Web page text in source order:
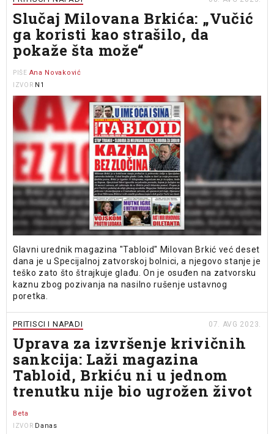
Slučaj Milovana Brkića: „Vučić
ga koristi kao strašilo, da
pokaže šta može“
PIŠE Ana Novaković
IZVOR N1
Glavni urednik magazina "Tabloid" Milovan Brkić već deset
dana je u Specijalnoj zatvorskoj bolnici, a njegovo stanje je
teško zato što štrajkuje glađu. On je osuđen na zatvorsku
kaznu zbog pozivanja na nasilno rušenje ustavnog
poretka.
PRITISCI I NAPADI 07. AVG 2023.
Uprava za izvršenje krivičnih
sankcija: Laži magazina
Tabloid, Brkiću ni u jednom
trenutku nije bio ugrožen život
Beta
IZVOR Danas